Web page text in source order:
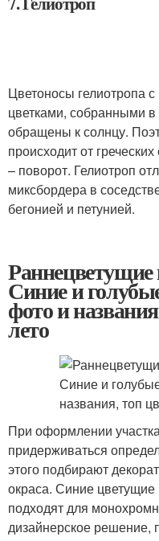
Цветоносы гелиотропа
цветками, собранными
обращены к солнцу.
происходит от
– поворот. Гелиотроп
миксбордера в
бегонией и петунией.
Синие и
фото и
лето
При оформлении
придерживаться
этого подбирают
окраса. Синие цветущие
подходят для
дизайнерское решение,